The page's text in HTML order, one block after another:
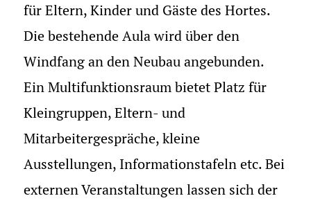
für Eltern, Kinder und Gäste des Hortes.
Die bestehende Aula wird über den
Windfang an den Neubau angebunden.
Ein Multifunktionsraum bietet Platz für
Kleingruppen, Eltern- und
Mitarbeitergespräche, kleine
Ausstellungen, Informationstafeln etc. Bei
externen Veranstaltungen lassen sich der